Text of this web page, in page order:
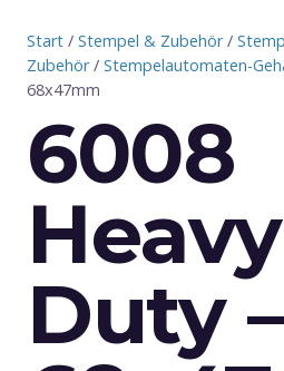
Start / Stempel & Zubehör/
Zubehör/ Stempelautomaten-
68x47mm
6008
Heavy
Duty